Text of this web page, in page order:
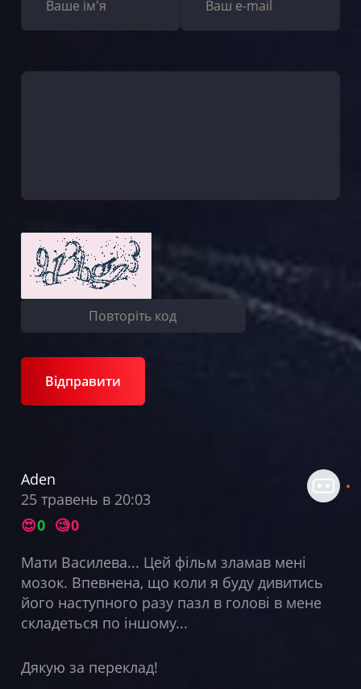
Відправити
Aden
25 травень в 20:03
😍0 🧐0
Мати Василева... Цей фільм зламав мені
мозок. Впевнена, що коли я буду дивитись
його наступного разу пазл в голові в мене
складеться по іншому...
Дякую за переклад!